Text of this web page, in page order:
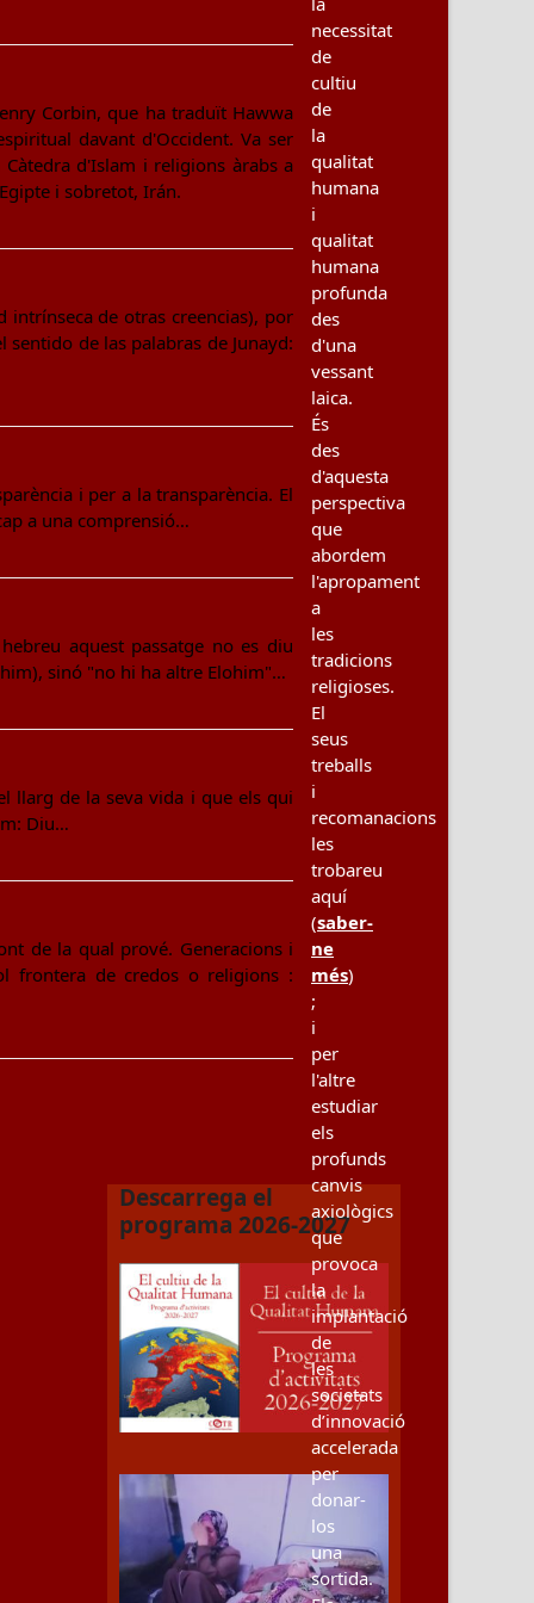
Corbin, que ha traduït Hawwa
davant d'Occident. Va ser
d'Islam i religions àrabs a
i sobretot, Irán.
de otras creencias), por
de las palabras de Junayd:
i per a la transparència. El
a una comprensió…
aquest passatge no es diu
sinó "no hi ha altre Elohim"…
llarg de la seva vida i que els qui
Diu…
de la qual prové. Generacions i
frontera de credos o religions :
Descarrega el
programa 2026-2027
necessitat
de
cultiu
de
la
qualitat
humana
i
qualitat
humana
profunda
des
d'una
vessant
laica.
És
des
d'aquesta
perspectiva
que
abordem
l'apropament
a
les
tradicions
religioses.
El
seus
treballs
i
recomanacions
les
trobareu
aquí
(saber-
ne
més)
;
i
per
l'altre
estudiar
els
profunds
canvis
axiològics
que
provoca
la
implantació
de
les
societats
d’innovació
accelerada
per
donar-
los
una
sortida.